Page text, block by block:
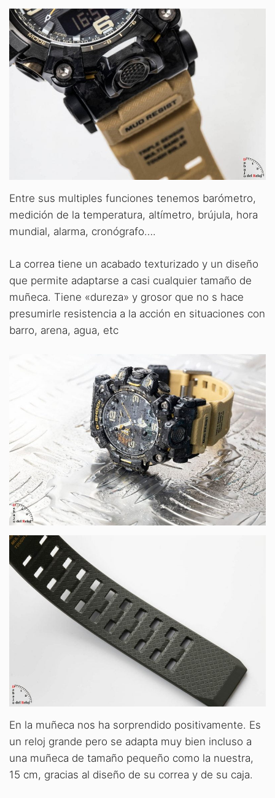
Entre sus multiples funciones tenemos barómetro,
medición de la temperatura, altímetro, brújula, hora
mundial, alarma, cronógrafo….
La correa tiene un acabado texturizado y un diseño
que permite adaptarse a casi cualquier tamaño de
muñeca. Tiene «dureza» y grosor que no s hace
presumirle resistencia a la acción en situaciones con
barro, arena, agua, etc
En la muñeca nos ha sorprendido positivamente. Es
un reloj grande pero se adapta muy bien incluso a
una muñeca de tamaño pequeño como la nuestra,
15 cm, gracias al diseño de su correa y de su caja.